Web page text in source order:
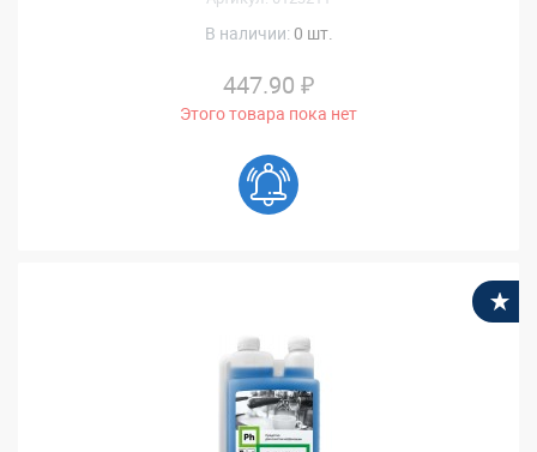
В наличии: 0 шт.
447.90 ₽
Этого товара пока нет